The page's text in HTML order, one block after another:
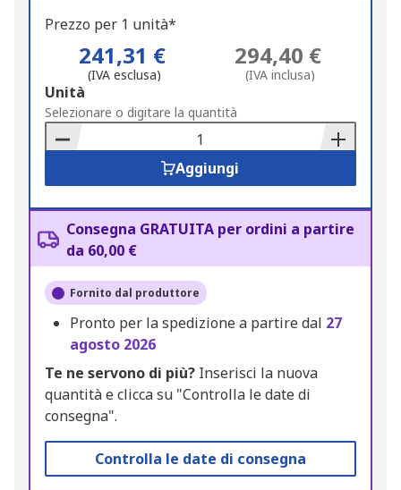
Prezzo per 1 unità*
241,31 €
(IVA esclusa)
294,40 €
(IVA inclusa)
Add
to
Basket
Unità
Selezionare o digitare la quantità
Aggiungi
Consegna GRATUITA per ordini a partire
da 60,00 €
Fornito dal produttore
Pronto per la spedizione a partire dal 27
agosto 2026
Te ne servono di più? Inserisci la nuova
quantità e clicca su "Controlla le date di
consegna".
Controlla le date di consegna